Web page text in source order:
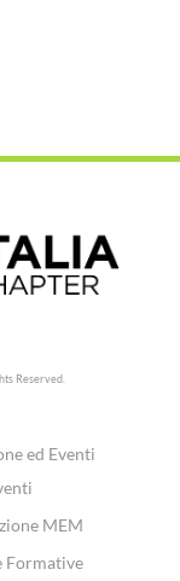
Reserved.
ed Eventi
MEM
Formative